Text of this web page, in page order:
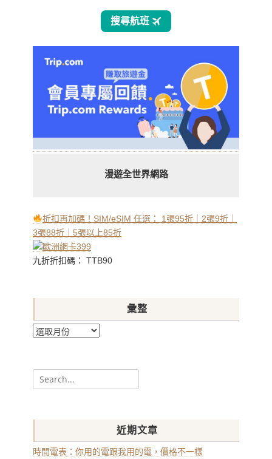
漫遊全世界網路
折扣再加碼！SIM/eSIM 任選： 1張95折｜2張9折｜
3張88折｜5張以上85折
九折折扣碼： TTB90
彙整
彙
Search
for:
近期文章
時間電表：你用的電跟我用的電，價格不一樣